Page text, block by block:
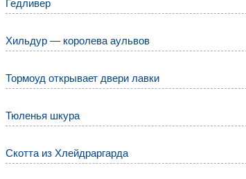
Гедливер
Хильдур — королева аульвов
Тормоуд открывает двери лавки
Тюленья шкура
Скотта из Хлейдраргарда